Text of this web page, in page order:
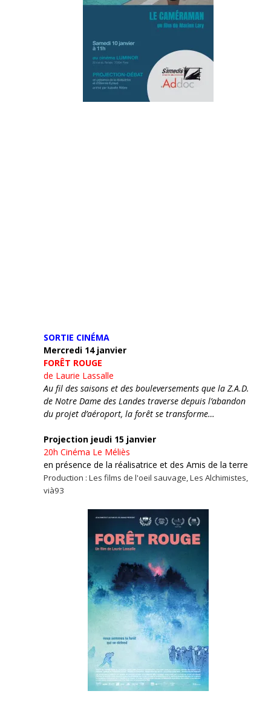
SORTIE CINÉMA
Mercredi 14 janvier
FORÊT ROUGE
de Laurie Lassalle
Au fil des saisons et des bouleversements que la Z.A.D.
de Notre Dame des Landes traverse depuis l’abandon
du projet d’aéroport, la forêt se transforme…
Projection jeudi 15 janvier
20h Cinéma Le Méliès
en présence de la réalisatrice et des Amis de la terre
Production : Les films de l'oeil sauvage, Les Alchimistes,
vià93